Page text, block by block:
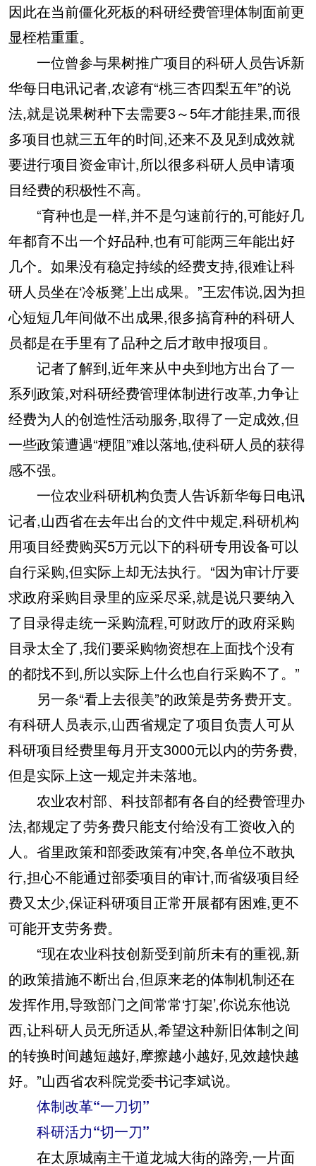
因此在当前僵化死板的科研经费管理体制面前更
显桎梏重重。
一位曾参与果树推广项目的科研人员告诉新
华每日电讯记者,农谚有“桃三杏四梨五年”的说
法,就是说果树种下去需要3～5年才能挂果,而很
多项目也就三五年的时间,还来不及见到成效就
要进行项目资金审计,所以很多科研人员申请项
目经费的积极性不高。
“育种也是一样,并不是匀速前行的,可能好几
年都育不出一个好品种,也有可能两三年能出好
几个。如果没有稳定持续的经费支持,很难让科
研人员坐在‘冷板凳’上出成果。”王宏伟说,因为担
心短短几年间做不出成果,很多搞育种的科研人
员都是在手里有了品种之后才敢申报项目。
记者了解到,近年来从中央到地方出台了一
系列政策,对科研经费管理体制进行改革,力争让
经费为人的创造性活动服务,取得了一定成效,但
一些政策遭遇“梗阻”难以落地,使科研人员的获得
感不强。
一位农业科研机构负责人告诉新华每日电讯
记者,山西省在去年出台的文件中规定,科研机构
用项目经费购买5万元以下的科研专用设备可以
自行采购,但实际上却无法执行。“因为审计厅要
求政府采购目录里的应采尽采,就是说只要纳入
了目录得走统一采购流程,可财政厅的政府采购
目录太全了,我们要采购物资想在上面找个没有
的都找不到,所以实际上什么也自行采购不了。”
另一条“看上去很美”的政策是劳务费开支。
有科研人员表示,山西省规定了项目负责人可从
科研项目经费里每月开支3000元以内的劳务费,
但是实际上这一规定并未落地。
农业农村部、科技部都有各自的经费管理办
法,都规定了劳务费只能支付给没有工资收入的
人。省里政策和部委政策有冲突,各单位不敢执
行,担心不能通过部委项目的审计,而省级项目经
费又太少,保证科研项目正常开展都有困难,更不
可能开支劳务费。
“现在农业科技创新受到前所未有的重视,新
的政策措施不断出台,但原来老的体制机制还在
发挥作用,导致部门之间常常‘打架’,你说东他说
西,让科研人员无所适从,希望这种新旧体制之间
的转换时间越短越好,摩擦越小越好,见效越快越
好。”山西省农科院党委书记李斌说。
体制改革“一刀切”
科研活力“切一刀”
在太原城南主干道龙城大街的路旁,一片面